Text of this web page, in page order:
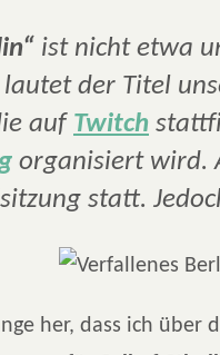
ist nicht etwa
der Titel
auf Twitch
organisiert wird.
statt.
her, dass ich über